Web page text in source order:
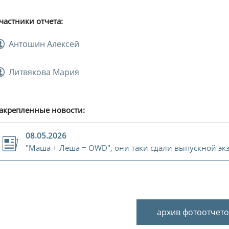
отчета:
Антошин Алексей
Литвякова Мария
новости:
08.05.2026
"Маша + Леша = OWD", они таки сдали выпускной
архив